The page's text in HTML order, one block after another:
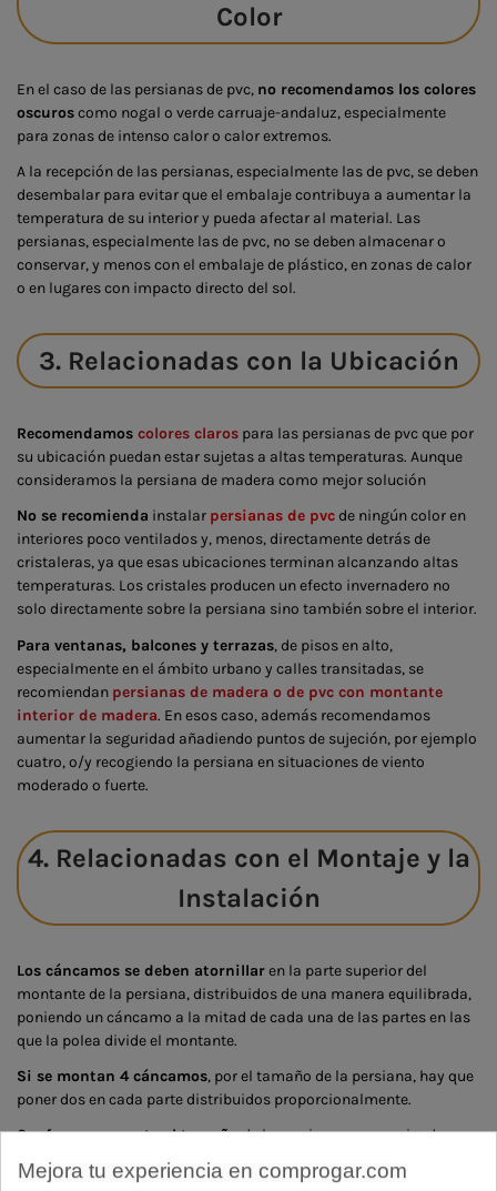
Color
En el caso de las persianas de pvc, no recomendamos los colores
oscuroscomo nogal o verde carruaje-andaluz, especialmente
para zonas de intenso calor o calor extremos.
A la recepción de las persianas, especialmente las de pvc, se deben
desembalar para evitar que el embalaje contribuya a aumentar la
temperatura de su interior y pueda afectar al material. Las
persianas, especialmente las de pvc, no se deben almacenar o
conservar, y menos con el embalaje de plástico, en zonas de calor
o en lugares con impacto directo del sol.
3. Relacionadas con la Ubicación
Recomendamos colores claros para las persianas de pvc que por
su ubicación puedan estar sujetas a altas temperaturas. Aunque
consideramos la persiana de madera como mejor solución
No se recomienda instalar persianas de pvc de ningún color en
interiores poco ventilados y, menos, directamente detrás de
cristaleras, ya que esas ubicaciones terminan alcanzando altas
temperaturas. Los cristales producen un efecto invernadero no
solo directamente sobre la persiana sino también sobre el interior.
Para ventanas, balcones y terrazas, de pisos en alto,
especialmente en el ámbito urbano y calles transitadas, se
recomiendan persianas de madera o de pvc con montante
interior de madera. En esos caso, además recomendamos
aumentar la seguridad añadiendo puntos de sujeción, por ejemplo
cuatro, o/y recogiendo la persiana en situaciones de viento
moderado o fuerte.
4. Relacionadas con el Montaje y la
Instalación
Los cáncamos se deben atornillaren la parte superior del
montante de la persiana, distribuidos de una manera equilibrada,
poniendo un cáncamo a la mitad de cada una de las partes en las
que la polea divide el montante.
Si se montan 4 cáncamos, por el tamaño de la persiana, hay que
poner dos en cada parte distribuidos proporcionalmente.
Conforme aumenta el tamañode la persiana se recomienda
aumentar las medidas de seguridad:
Mejora tu experiencia en comprogar.com